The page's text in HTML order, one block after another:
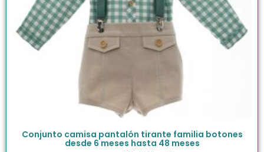
Conjunto camisa pantalón tirante familia botones
desde 6 meses hasta 48 meses